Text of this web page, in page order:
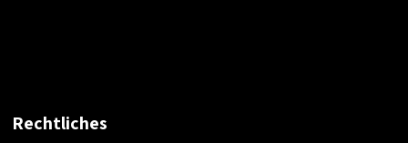
Rechtliches